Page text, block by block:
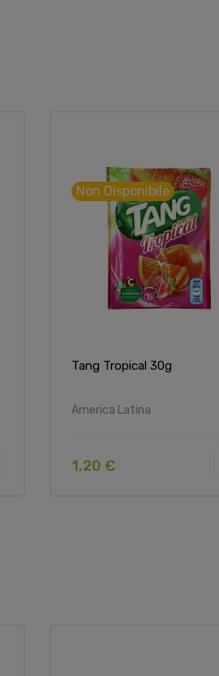
Tang Tropical 30g
America Latina
Non Disponibile
1,20 €